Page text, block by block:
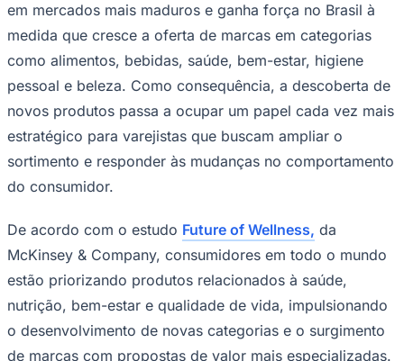
Goiás
O varejo brasileiro passa por uma
transformação na forma de identificar
novos fornecedores. Impulsionado pelo
crescimento das marcas emergentes e
pela busca por inovação e diferenciação
nas gôndolas, o setor começa a adotar
formas mais estruturadas de aproximar
compradores e empresas que chegam ao
mercado com propostas inovadoras.